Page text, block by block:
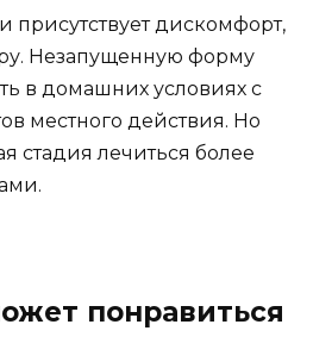
присутствует дискомфорт,
Незапущенную форму
в домашних условиях с
местного действия. Но
стадия лечиться более
понравиться